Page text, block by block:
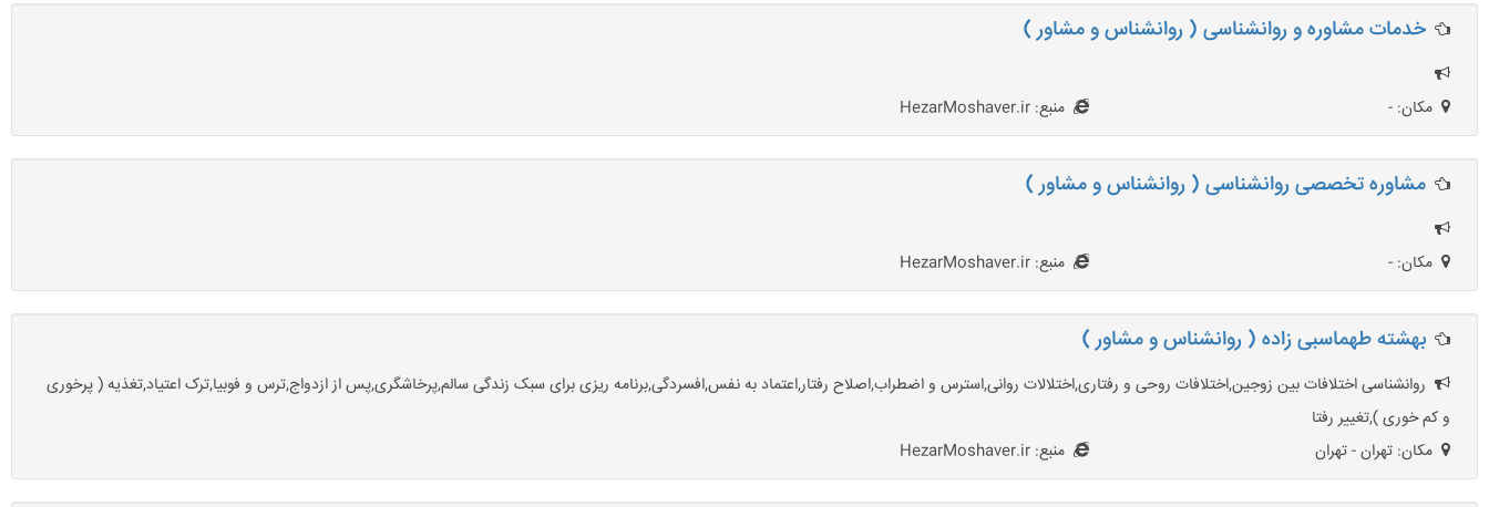
خدمات مشاوره و روانشناسی ( روانشناس و مشاور )
مکان: - منبع: HezarMoshaver.ir
مشاوره تخصصی روانشناسی ( روانشناس و مشاور )
مکان: - منبع: HezarMoshaver.ir
بهشته طهماسبی زاده ( روانشناس و مشاور )
روانشناسی اختلافات بین زوجین,اختلافات روحی و رفتاری,اختلالات روانی,استرس و اضطراب,اصلاح رفتار,اعتماد به نفس,افسردگی,برنامه ریزی برای سبک زندگی سالم,پرخاشگری,پس از ازدواج,ترس و فوبیا,ترک اعتیاد,تغذیه ( پرخوری
و کم خوری ),تغییر رفتا
مکان: تهران - تهران
منبع: HezarMoshaver.ir